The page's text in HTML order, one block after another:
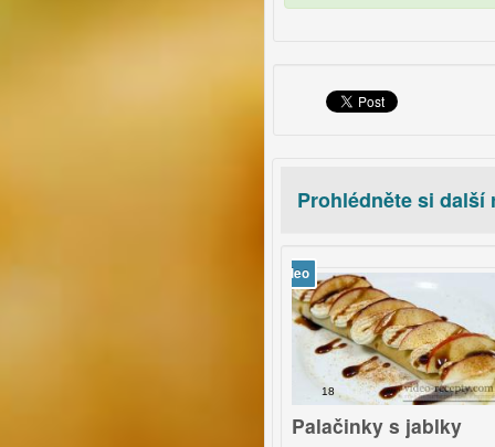
Prohlédněte si další
Palačinky s jablky